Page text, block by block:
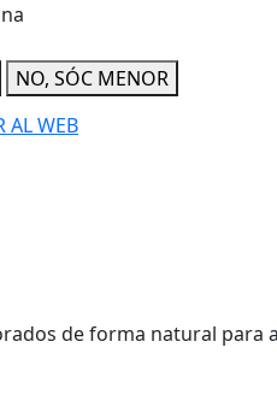
NO, SÓC MENOR
AL WEB
de forma natural